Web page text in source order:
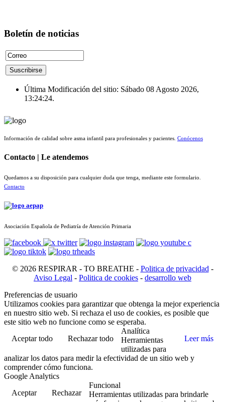
Boletín de noticias
Última Modificación del sitio: Sábado 08 Agosto 2026,
13:24:24.
Información de calidad sobre asma infantil para profesionales y pacientes. Conócenos
Contacto | Le atendemos
Quedamos a su disposición para cualquier duda que tenga, mediante este formulario.
Contacto
Asociación Española de Pediatría de Atención Primaria
© 2026 RESPIRAR - TO BREATHE - Politica de privacidad -
Aviso Legal - Politica de cookies - desarrollo web
Preferencias de usuario
Utilizamos cookies para garantizar que obtenga la mejor experiencia
en nuestro sitio web. Si rechaza el uso de cookies, es posible que
este sitio web no funcione como se esperaba.
Aceptar todo
Rechazar todo Leer más
Analítica
Herramientas
utilizadas para
analizar los datos para medir la efectividad de un sitio web y
comprender cómo funciona.
Google Analytics
Aceptar
Rechazar
Funcional
Herramientas utilizadas para brindarle